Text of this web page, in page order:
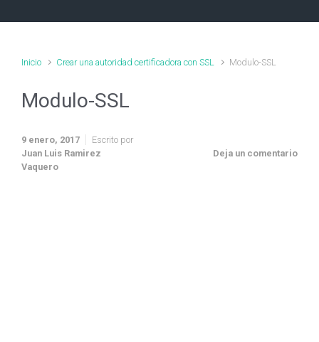
Inicio Crear una autoridad certificadora con SSL Modulo-SSL
Modulo-SSL
9 enero, 2017
Escrito por
Juan Luis Ramirez
Vaquero
Deja un comentario